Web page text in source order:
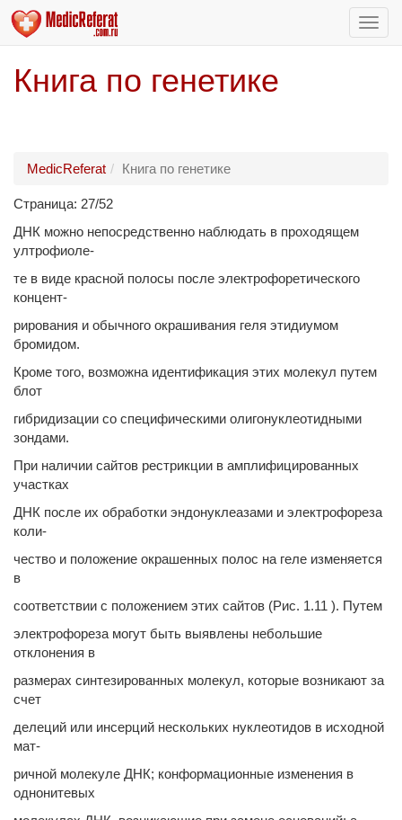
Книга по генетике
MedicReferat Книга по генетике
Страница: 27/52
ДНК можно непосредственно наблюдать в проходящем
ултрофиоле-
те в виде красной полосы после электрофоретического
концент-
рирования и обычного окрашивания геля этидиумом
бромидом.
Кроме того, возможна идентификация этих молекул путем
блот
гибридизации со специфическими олигонуклеотидными
зондами.
При наличии сайтов рестрикции в амплифицированных
участках
ДНК после их обработки эндонуклеазами и электрофореза
коли-
чество и положение окрашенных полос на геле изменяется
в
соответствии с положением этих сайтов (Рис. 1.11 ). Путем
электрофореза могут быть выявлены небольшие
отклонения в
размерах синтезированных молекул, которые возникают за
счет
делеций или инсерций нескольких нуклеотидов в исходной
мат-
ричной молекуле ДНК; конформационные изменения в
однонитевых